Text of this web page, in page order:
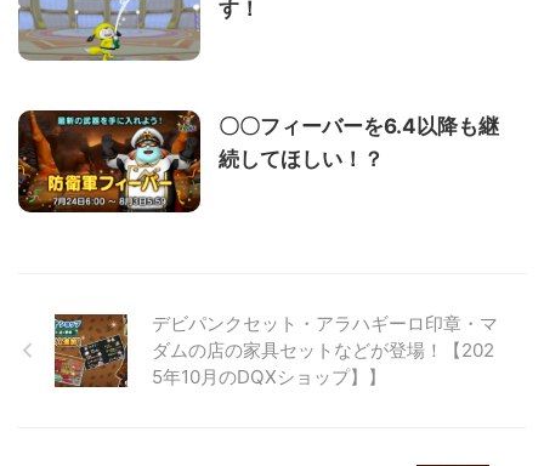
す！
〇〇フィーバーを6.4以降も継
続してほしい！？
デビパンクセット・アラハギーロ印章・マ
ダムの店の家具セットなどが登場！【202
5年10月のDQXショップ】】